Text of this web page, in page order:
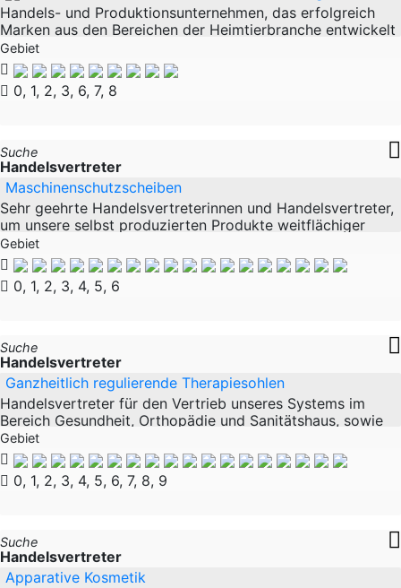
Handels- und Produktionsunternehmen, das erfolgreich
Marken aus den Bereichen der Heimtierbranche entwickelt
und vertreibt. Seit über 29 Jahren setzen wir Maßstäbe in
der Qualität. Was 1996 mit der
Gebiet
0, 1, 2, 3, 6, 7, 8
Suche
Handelsvertreter
Maschinenschutzscheiben
Sehr geehrte Handelsvertreterinnen und Handelsvertreter,
um unsere selbst produzierten Produkte weitflächiger
vertreiben zu können, sind wir auf der Suche nach
Handelsvertreter*innen die
Gebiet
0, 1, 2, 3, 4, 5, 6
Suche
Handelsvertreter
Ganzheitlich regulierende Therapiesohlen
Handelsvertreter für den Vertrieb unseres Systems im
Bereich Gesundheit, Orthopädie und Sanitätshaus, sowie
BGM Unser Produkt ist ein innovatives System zur
Vermessung und Analyse von Kunden,
Gebiet
0, 1, 2, 3, 4, 5, 6, 7, 8, 9
Suche
Handelsvertreter
Apparative Kosmetik